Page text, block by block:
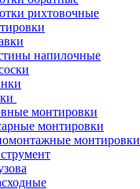
рихтовочные
напилочные
монтировки
монтировки
монтировки